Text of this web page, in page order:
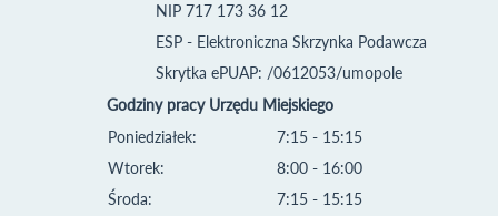
NIP 717 173 36 12
ESP - Elektroniczna Skrzynka Podawcza
Skrytka ePUAP: /0612053/umopole
Godziny pracy Urzędu Miejskiego
Poniedziałek:
Wtorek:
Środa:
7:15 - 15:15
8:00 - 16:00
7:15 - 15:15